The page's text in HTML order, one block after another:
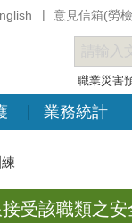
意見信箱(勞
職業災害
業務統計
受該職類之